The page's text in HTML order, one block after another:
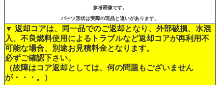
参考画像です。
パーツ形状は実際の現品と違いがあります。
▼ 返却コアは、同一品でのご返却となり、外部破損、水混
入、不良燃料使用によるトラブルなど返却コアが再利用不
可能な場合、別途お見積料金となります。
必ずご確認下さい。
（故障はコア返却としては、何の問題もございません
が・・・。）